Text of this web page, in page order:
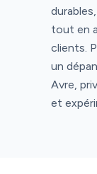
tout en
clients.
un
Avre,
et